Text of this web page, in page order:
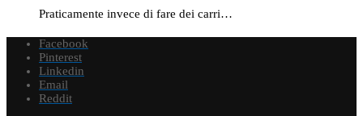
Praticamente invece di fare dei carri…
Facebook
Pinterest
Linkedin
Email
Reddit